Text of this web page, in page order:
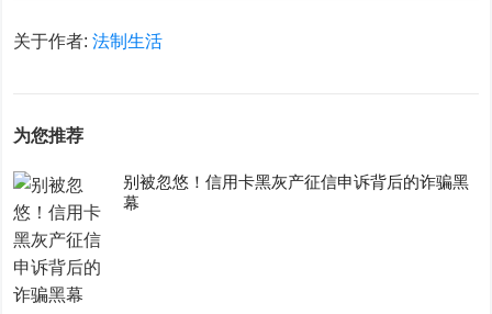
关于作者:法制生活
为您推荐
别被忽悠！信用卡黑灰产征信申诉背后的诈骗黑
幕